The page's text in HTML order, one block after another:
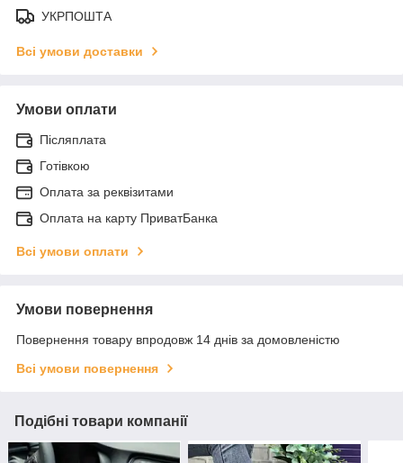
УКРПОШТА
Всі умови доставки
Умови оплати
Післяплата
Готівкою
Оплата за реквізитами
Оплата на карту ПриватБанка
Всі умови оплати
Умови повернення
Повернення товару впродовж 14 днів за домовленістю
Всі умови повернення
Подібні товари компанії